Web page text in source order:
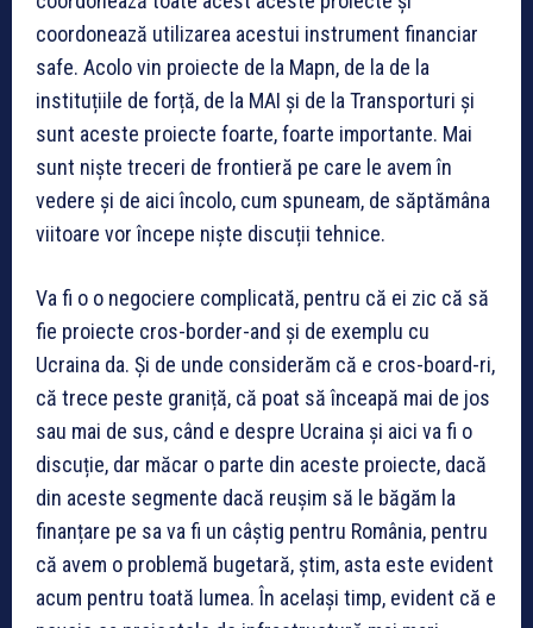
coordonează utilizarea acestui instrument financiar
safe. Acolo vin proiecte de la Mapn, de la de la
instituțiile de forță, de la MAI și de la Transporturi și
sunt aceste proiecte foarte, foarte importante. Mai
sunt niște treceri de frontieră pe care le avem în
vedere și de aici încolo, cum spuneam, de săptămâna
viitoare vor începe niște discuții tehnice.
Va fi o o negociere complicată, pentru că ei zic că să
fie proiecte cros-border-and și de exemplu cu
Ucraina da. Și de unde considerăm că e cros-board-ri,
că trece peste graniță, că poat să înceapă mai de jos
sau mai de sus, când e despre Ucraina și aici va fi o
discuție, dar măcar o parte din aceste proiecte, dacă
din aceste segmente dacă reușim să le băgăm la
finanțare pe sa va fi un câștig pentru România, pentru
că avem o problemă bugetară, știm, asta este evident
acum pentru toată lumea. În același timp, evident că e